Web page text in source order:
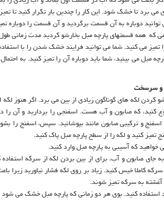
برد تا خشک شود. این کار را چندین بار تکرار کنید تا
دوباره به آن قسمت برگردید و آن قسمت را دوباره
که همه قسمتهای پارچه مبل بخارشو کردید مدت زمانی
می کنید. شما می توانید فرایند خشک شدن را با
مبل می بینید، شما باید دوباره آن را تمیز کنید. به
و سرسخت
کردن لکه های گوناگون زیادی از بین می برد. اگر
کنید، که صابون و آب هست. اسفنجی را بردارید و آن
و ترکیبی صابون مانند بپوشانید. سپس، اسفنج را
تمیز کنید و لکه را از سطح پارچه مبل پاک کنید.
که آسیبی به پارچه مبل وارد کنید.
جای صابون و آب، برای از بین بردن لکه از سرکه
کاملا خیس کنید. زیاد بر روی لکه فشار نیاورید زیرا
به سرکه تمیز شوند.
کنید. بوی هر دو زمانی که پارچه مبل خشک می شود